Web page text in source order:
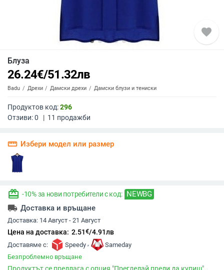
favorite
Блуза
26.24€/51.32лв
Badu Дрехи Дамски дрехи Дамски блузи и тениски
Продуктов код:296
Отзиви:0 | 11 продажби
straighten Избери модел или размер
redeem -10% за нови потребители с код: NEWBG
local_shipping Доставка и връщане
Доставка: 14 Август - 21 Август
Цена на доставка: 2.51€/4.91лв
Доставяме с: Speedy ,
Sameday
Безпроблемно връщане